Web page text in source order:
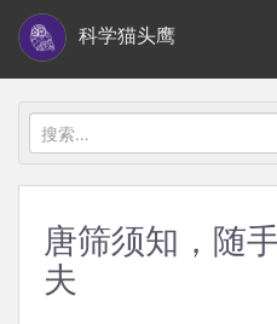
i
科学猫头鹰
搜
索：
唐筛须知，随
夫